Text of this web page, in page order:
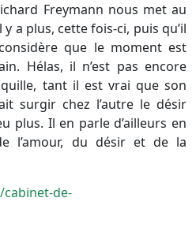
Freymann nous met au
a plus, cette fois-ci, puis qu’il
que le moment est
Hélas, il n’est pas encore
tant il est vrai que son
surgir chez l’autre le désir
plus. Il en parle d’ailleurs en
l’amour, du désir et de la
de-